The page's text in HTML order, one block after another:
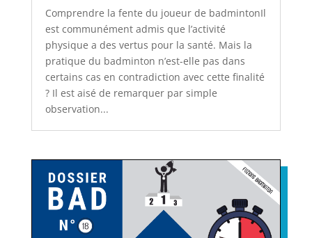
Comprendre la fente du joueur de badmintonIl
est communément admis que l’activité
physique a des vertus pour la santé. Mais la
pratique du badminton n’est-elle pas dans
certains cas en contradiction avec cette finalité
? Il est aisé de remarquer par simple
observation...